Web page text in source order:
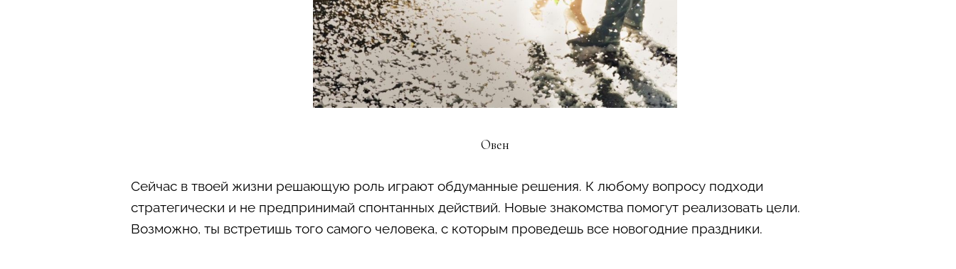
Овен
Сейчас в твоей жизни решающую роль играют обдуманные решения. К любому вопросу подходи
стратегически и не предпринимай спонтанных действий. Новые знакомства помогут реализовать цели.
Возможно, ты встретишь того самого человека, с которым проведешь все новогодние праздники.